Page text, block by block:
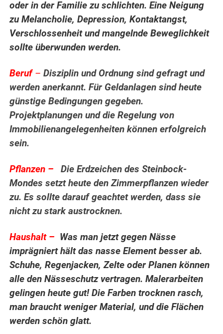
oder in der Familie zu schlichten. Eine Neigung
zu Melancholie, Depression, Kontaktangst,
Verschlossenheit und mangelnde Beweglichkeit
sollte überwunden werden.
Beruf–Disziplin und Ordnung sind gefragt und
werden anerkannt. Für Geldanlagen sind heute
günstige Bedingungen gegeben.
Projektplanungen und die Regelung von
Immobilienangelegenheiten können erfolgreich
sein.
Pflanzen –
Die Erdzeichen des Steinbock-
Mondes setzt heute den Zimmerpflanzen wieder
zu. Es sollte darauf geachtet werden, dass sie
nicht zu stark austrocknen.
Haushalt – Was man jetzt gegen Nässe
imprägniert hält das nasse Element besser ab.
Schuhe, Regenjacken, Zelte oder Planen können
alle den Nässeschutz vertragen. Malerarbeiten
gelingen heute gut! Die Farben trocknen rasch,
man braucht weniger Material, und die Flächen
werden schön glatt.